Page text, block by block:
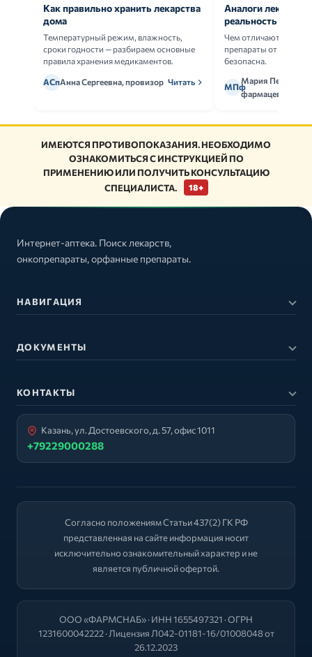
Как правильно хранить лекарства
дома
Температурный режим, влажность,
сроки годности — разбираем основные
правила хранения медикаментов.
АСпАнна Сергеевна, провизор Читать
Аналоги
реальность
Чем отличаются
препараты от
безопасна.
МПф
Мария Петрова,
фармацевт
ИМЕЮТСЯ ПРОТИВОПОКАЗАНИЯ. НЕОБХОДИМО
ОЗНАКОМИТЬСЯ С ИНСТРУКЦИЕЙ ПО
ПРИМЕНЕНИЮ ИЛИ ПОЛУЧИТЬ КОНСУЛЬТАЦИЮ
СПЕЦИАЛИСТА.
18+
Интернет-аптека. Поиск лекарств,
онкопрепараты, орфанные препараты.
НАВИГАЦИЯ
ДОКУМЕНТЫ
КОНТАКТЫ
Казань, ул. Достоевского, д. 57, офис 1011
+79229000288
Согласно положениям Статьи 437(2) ГК РФ
представленная на сайте информация носит
исключительно ознакомительный характер и не
является публичной офертой.
ООО «ФАРМСНАБ» · ИНН 1655497321 · ОГРН
1231600042222 · Лицензия Л042-01181-16/01008048 от
26.12.2023